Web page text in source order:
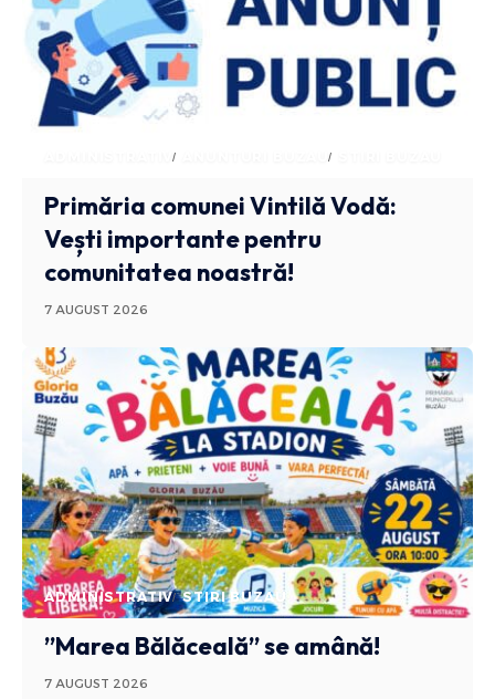
ADMINISTRATIV ANUNTURI BUZAU
Primăria comunei Vintilă Vodă:
Vești importante pentru
comunitatea noastră!
7 AUGUST 2026
ADMINISTRATIV STIRI BUZAU
”Marea Bălăceală” se amână!
7 AUGUST 2026